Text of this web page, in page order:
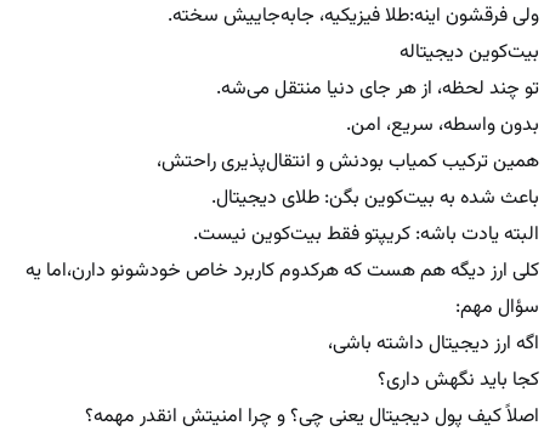
ولی فرقشون اینه:طلا فیزیکیه، جابه‌جاییش سخته.
بیت‌کوین دیجیتاله
تو چند لحظه، از هر جای دنیا منتقل می‌شه.
بدون واسطه، سریع، امن.
همین ترکیب کمیاب بودنش و انتقال‌پذیری راحتش،
باعث شده به بیت‌کوین بگن: طلای دیجیتال.
البته یادت باشه: کریپتو فقط بیت‌کوین نیست.
کلی ارز دیگه هم هست که هرکدوم کاربرد خاص خودشونو دارن،اما یه
سؤال مهم:
اگه ارز دیجیتال داشته باشی،
کجا باید نگهش داری؟
اصلاً کیف پول دیجیتال یعنی چی؟ و چرا امنیتش انقدر مهمه؟